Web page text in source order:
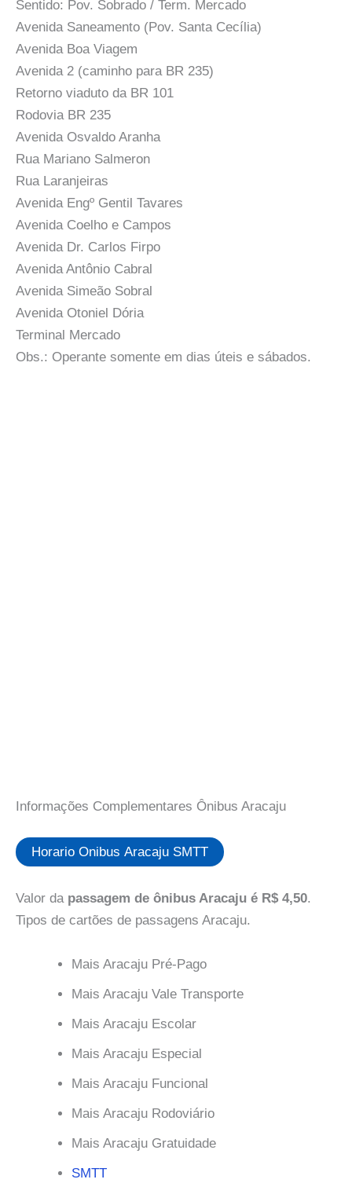
Sentido: Pov. Sobrado / Term. Mercado
Avenida Saneamento (Pov. Santa Cecília)
Avenida Boa Viagem
Avenida 2 (caminho para BR 235)
Retorno viaduto da BR 101
Rodovia BR 235
Avenida Osvaldo Aranha
Rua Mariano Salmeron
Rua Laranjeiras
Avenida Engº Gentil Tavares
Avenida Coelho e Campos
Avenida Dr. Carlos Firpo
Avenida Antônio Cabral
Avenida Simeão Sobral
Avenida Otoniel Dória
Terminal Mercado
Obs.: Operante somente em dias úteis e sábados.
Informações Complementares Ônibus Aracaju
Horario Onibus Aracaju SMTT
Valor da passagem de ônibus Aracaju é R$ 4,50.
Tipos de cartões de passagens Aracaju.
Mais Aracaju Pré-Pago
Mais Aracaju Vale Transporte
Mais Aracaju Escolar
Mais Aracaju Especial
Mais Aracaju Funcional
Mais Aracaju Rodoviário
Mais Aracaju Gratuidade
SMTT